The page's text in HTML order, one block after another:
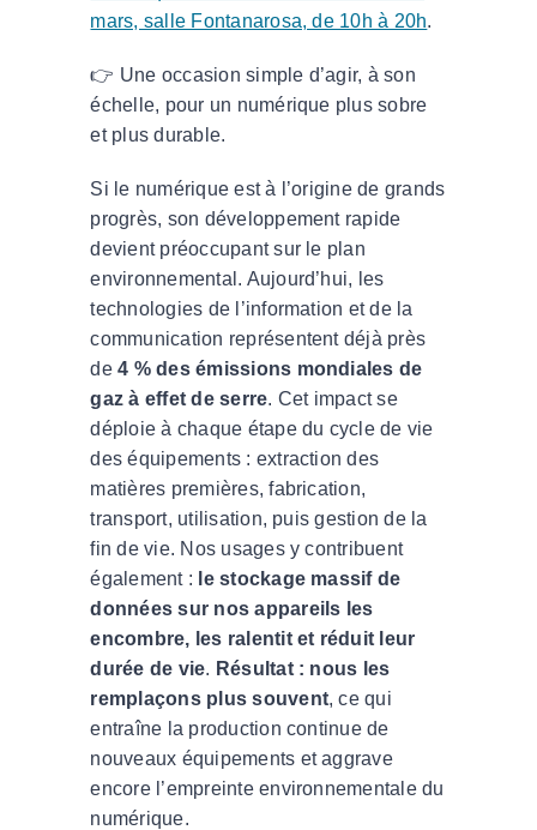
mars, salle Fontanarosa, de 10h à 20h.
👉 Une occasion simple d’agir, à son
échelle, pour un numérique plus sobre
et plus durable.
Si le numérique est à l’origine de grands
progrès, son développement rapide
devient préoccupant sur le plan
environnemental. Aujourd’hui, les
technologies de l’information et de la
communication représentent déjà près
de4 % des émissions mondiales de
gaz à effet de serre. Cet impact se
déploie à chaque étape du cycle de vie
des équipements : extraction des
matières premières, fabrication,
transport, utilisation, puis gestion de la
fin de vie. Nos usages y contribuent
également : le stockage massif de
données sur nos appareils les
encombre, les ralentit et réduit leur
durée de vie. Résultat : nous les
remplaçons plus souvent, ce qui
entraîne la production continue de
nouveaux équipements et aggrave
encore l’empreinte environnementale du
numérique.